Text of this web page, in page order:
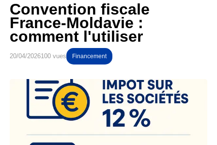
Convention fiscale
France-Moldavie :
comment l'utiliser
20/04/2026100 vues Financement